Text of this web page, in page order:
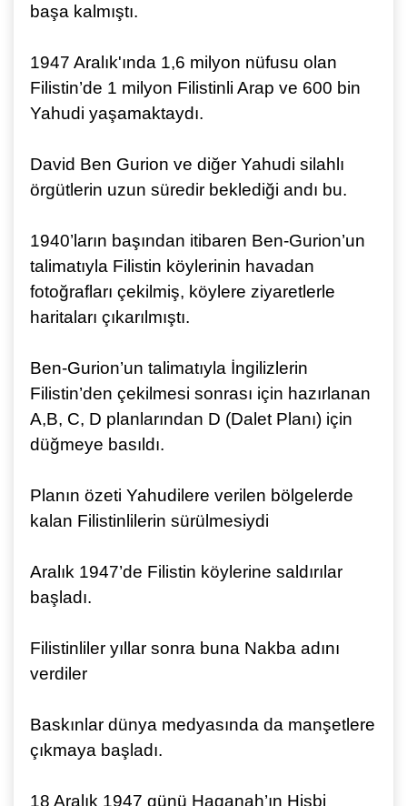
başa kalmıştı.
1947 Aralık'ında 1,6 milyon nüfusu olan
Filistin’de 1 milyon Filis­tinli Arap ve 600 bin
Yahudi yaşamaktaydı.
David Ben Gurion ve diğer Yahudi silahlı
örgütlerin uzun süredir beklediği andı bu.
1940’ların başından itibaren Ben-Gurion’un
talimatıyla Filistin köylerinin havadan
fotoğrafları çekilmiş, köylere ziyaretlerle
haritaları çıkarılmıştı.
Ben-Gurion’un talimatıyla İngilizlerin
Filistin’den çekilmesi sonrası için hazırlanan
A,B, C, D planlarından D (Dalet Planı) için
düğmeye basıldı.
Planın özeti Yahudilere verilen bölgelerde
kalan Filistinlilerin sürülmesiydi
Aralık 1947’de Filistin köylerine saldırılar
başladı.
Filistinliler yıllar sonra buna Nakba adını
verdiler
Baskınlar dünya medyasında da manşetlere
çıkmaya başladı.
18 Aralık 1947 günü Haganah’ın Hisbi